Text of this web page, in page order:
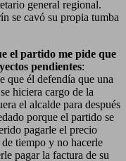
general regional.
se cavó su propia tumba
el partido me pide que
pendientes:
que él defendía que una
hiciera cargo de la
el alcalde para después
porque el partido se
pagarle el precio
tiempo y no hacerle
pagar la factura de su